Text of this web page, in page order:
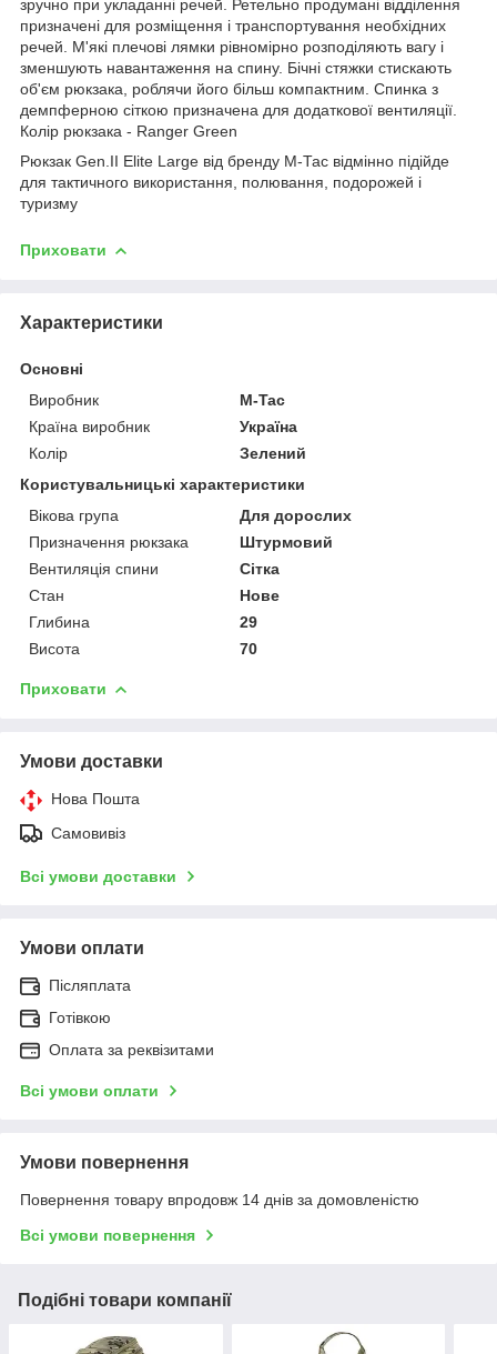
зручно при укладанні речей. Ретельно продумані відділення
призначені для розміщення і транспортування необхідних
речей. М'які плечові лямки рівномірно розподіляють вагу і
зменшують навантаження на спину. Бічні стяжки стискають
об'єм рюкзака, роблячи його більш компактним. Спинка з
демпферною сіткою призначена для додаткової вентиляції.
Колір рюкзака - Ranger Green
Рюкзак Gen.II Elite Large від бренду М-Тас відмінно підійде
для тактичного використання, полювання, подорожей і
туризму
Приховати
Характеристики
Основні
Виробник
M-Tac
Країна виробник
Україна
Колір
Зелений
Користувальницькі характеристики
Вікова група
Для дорослих
Призначення рюкзака
Штурмовий
Вентиляція спини
Сітка
Стан
Нове
Глибина
29
Висота
70
Приховати
Умови доставки
Нова Пошта
Самовивіз
Всі умови доставки
Умови оплати
Післяплата
Готівкою
Оплата за реквізитами
Всі умови оплати
Умови повернення
Повернення товару впродовж 14 днів за домовленістю
Всі умови повернення
Подібні товари компанії